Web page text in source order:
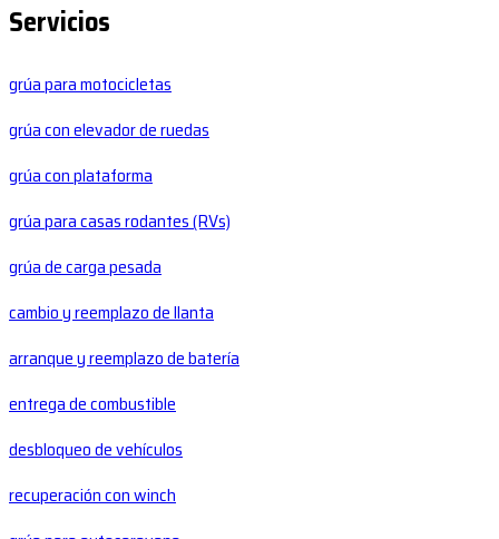
Servicios
grúa para motocicletas
grúa con elevador de ruedas
grúa con plataforma
grúa para casas rodantes (RVs)
grúa de carga pesada
cambio y reemplazo de llanta
arranque y reemplazo de batería
entrega de combustible
desbloqueo de vehículos
recuperación con winch